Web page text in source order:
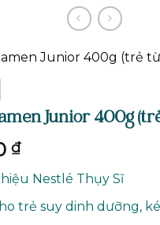
Junior 400g
₫
Nestlé Thụy Sĩ
trẻ suy dinh dưỡng,